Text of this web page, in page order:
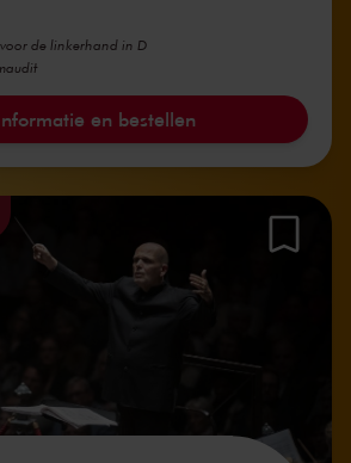
de linkerhand in D
en bestellen